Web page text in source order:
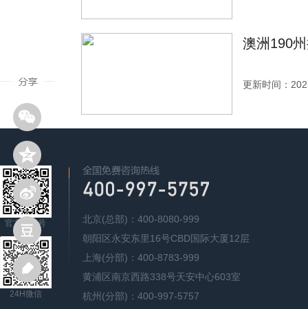
澳洲190
更新时间：
官方公众号
24H微信
北京(总部)：400-8080-999
朝阳区永安东里16号CBD国际大厦12层
上海(分部)：400-8783-999
黄浦区南京西路338号天安中心603室
杭州(分部)：400-997-5757